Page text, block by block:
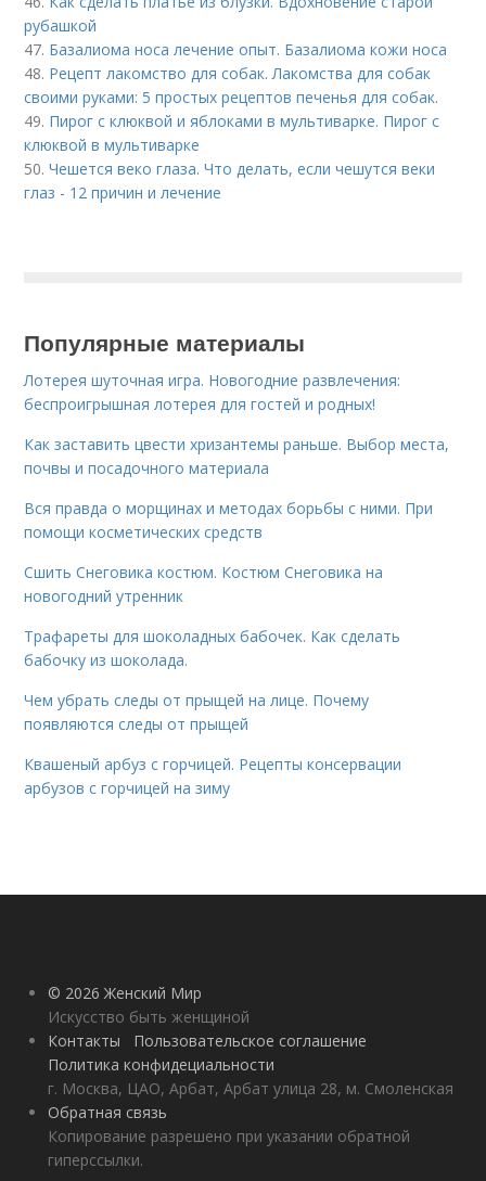
рубашкой
47. Базалиома носа лечение опыт. Базалиома кожи носа
48. Рецепт лакомство для собак. Лакомства для собак
своими руками: 5 простых рецептов печенья для собак.
49. Пирог с клюквой и яблоками в мультиварке. Пирог с
клюквой в мультиварке
50.Чешется веко глаза. Что делать, если чешутся веки
глаз - 12 причин и лечение
Популярные материалы
Лотерея шуточная игра. Новогодние развлечения:
беспроигрышная лотерея для гостей и родных!
Как заставить цвести хризантемы раньше. Выбор места,
почвы и посадочного материала
Вся правда о морщинах и методах борьбы с ними. При
помощи косметических средств
Сшить Снеговика костюм. Костюм Снеговика на
новогодний утренник
Трафареты для шоколадных бабочек. Как сделать
бабочку из шоколада.
Чем убрать следы от прыщей на лице. Почему
появляются следы от прыщей
Квашеный арбуз с горчицей. Рецепты консервации
арбузов с горчицей на зиму
© 2026 Женский Мир
Искусство быть женщиной
Контакты
Пользовательское соглашение
Политика конфидециальности
г. Москва, ЦАО, Арбат, Арбат улица 28, м. Смоленская
Обратная связь
Копирование разрешено при указании обратной
гиперссылки.